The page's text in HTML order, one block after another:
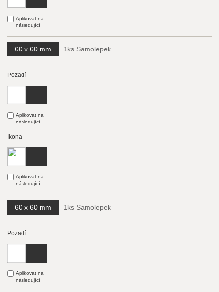
Aplikovat na
následující
60 x 60 mm 1ks Samolepek
Pozadí
Aplikovat na
následující
Ikona
Aplikovat na
následující
60 x 60 mm 1ks Samolepek
Pozadí
Aplikovat na
následující